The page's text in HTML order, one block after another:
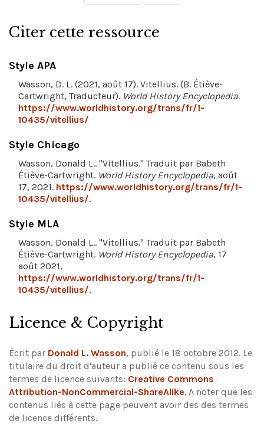
Citer cette ressource
Style APA
Wasson, D. L. (2021, août 17). Vitellius. (B. Étiève-
Cartwright, Traducteur). World History Encyclopedia.
https://www.worldhistory.org/trans/fr/1-
10435/vitellius/
Style Chicago
Wasson, Donald L.. "Vitellius." Traduit par Babeth
Étiève-Cartwright. World History Encyclopedia, août
17, 2021. https://www.worldhistory.org/trans/fr/1-
10435/vitellius/.
Style MLA
Wasson, Donald L.. "Vitellius." Traduit par Babeth
Étiève-Cartwright. World History Encyclopedia, 17
août 2021,
https://www.worldhistory.org/trans/fr/1-
10435/vitellius/.
Licence & Copyright
Écrit par Donald L. Wasson, publié le 18 octobre 2012. Le
titulaire du droit d'auteur a publié ce contenu sous les
termes de licence suivants: Creative Commons
Attribution-NonCommercial-ShareAlike. A noter que les
contenus liés à cette page peuvent avoir des des termes
de licence différents.